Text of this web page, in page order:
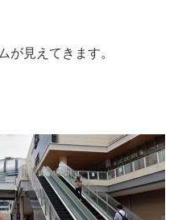
が見えてきます。